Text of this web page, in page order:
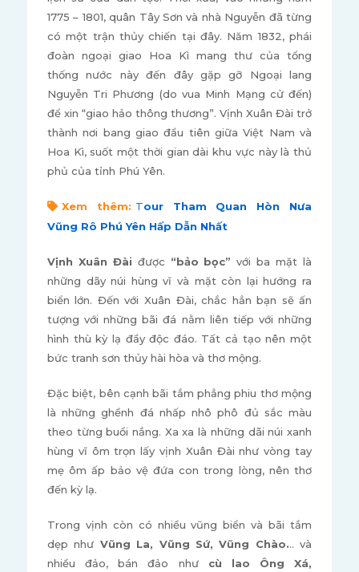
1775 – 1801, quân Tây Sơn và nhà Nguyễn đã từng
có một trận thủy chiến tại đây. Năm 1832, phái
đoàn ngoại giao Hoa Kì mang thư của tổng
thống nước này đến đây gặp gỡ Ngoại lang
Nguyễn Tri Phương (do vua Minh Mạng cử đến)
để xin “giao hảo thông thương”. Vịnh Xuân Đài trở
thành nơi bang giao đầu tiên giữa Việt Nam và
Hoa Kì, suốt một thời gian dài khu vực này là thủ
phủ của tỉnh Phú Yên.
Xem thêm: Tour Tham Quan Hòn Nưa
Vũng Rô Phú Yên Hấp Dẫn Nhất
Vịnh Xuân Đài được “bảo bọc” với ba mặt là
những dãy núi hùng vĩ và mặt còn lại hướng ra
biển lớn. Đến với Xuân Đài, chắc hẳn bạn sẽ ấn
tượng với những bãi đá nằm liên tiếp với những
hình thù kỳ lạ đầy độc đáo. Tất cả tạo nên một
bức tranh sơn thủy hài hòa và thơ mộng.
Đặc biệt, bên cạnh bãi tắm phẳng phiu thơ mộng
là những ghềnh đá nhấp nhô phô đủ sắc màu
theo từng buổi nắng. Xa xa là những dãi núi xanh
hùng vĩ ôm trọn lấy vịnh Xuân Đài như vòng tay
mẹ ôm ấp bảo vệ đứa con trong lòng, nên thơ
đến kỳ lạ.
Trong vịnh còn có nhiều vũng biển và bãi tắm
dẹp như Vũng La, Vũng Sứ, Vũng Chào... và
nhiều đảo, bán đảo nhưcù lao Ông Xá,